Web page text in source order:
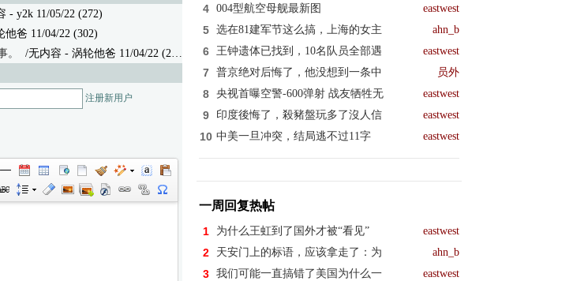
- y2k 11/05/22 (272)
爸 11/04/22 (302)
。
/无内容 - 涡轮他爸 11/04/22 (280)
注册新用户
4 004型航空母舰最新图 eastwest
5 选在81建军节这么搞，上海的女主 ahn_b
6 王钟遗体已找到，10名队员全部遇 eastwest
7 普京绝对后悔了，他没想到一条中 员外
8 央视首曝空警-600弹射 战友牺牲无 eastwest
9 印度後悔了，殺豬盤玩多了沒人信 eastwest
10 中美一旦冲突，结局逃不过11字 eastwest
一周回复热帖
1 为什么王虹到了国外才被“看见” eastwest
2 天安门上的标语，应该拿走了：为 ahn_b
3 我们可能一直搞错了美国为什么一 eastwest